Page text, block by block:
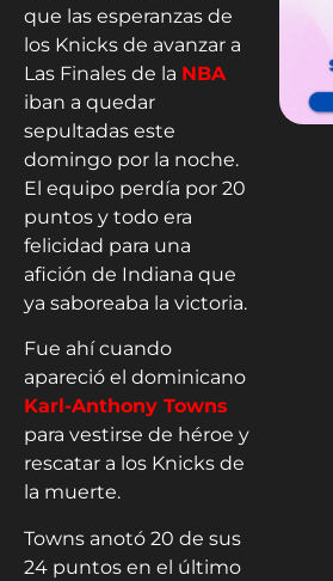
que las esperanzas de
los Knicks de avanzar a
Las Finales de la NBA
iban a quedar
sepultadas este
domingo por la noche.
El equipo perdía por 20
puntos y todo era
felicidad para una
afición de Indiana que
ya saboreaba la victoria.
Fue ahí cuando
apareció el dominicano
Karl-Anthony Towns
para vestirse de héroe y
rescatar a los Knicks de
la muerte.
Towns anotó 20 de sus
24 puntos en el último